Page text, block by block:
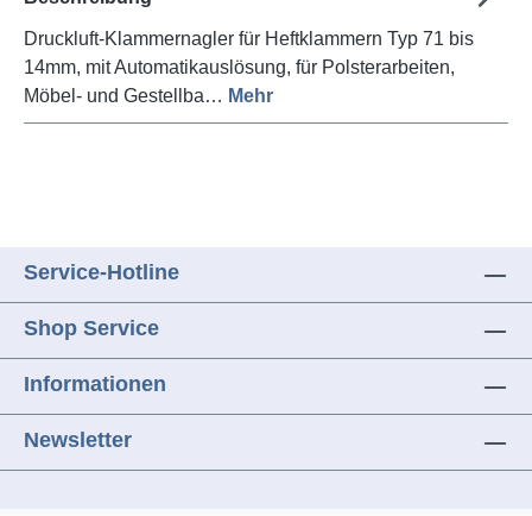
Druckluft-Klammernagler für Heftklammern Typ 71 bis
14mm, mit Automatikauslösung, für Polsterarbeiten,
Möbel- und Gestellba… Mehr
Service-Hotline
Shop Service
Informationen
Newsletter